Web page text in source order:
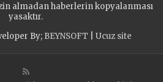
almadan haberlerin kopyalanması
yasaktır.
By; BEYNSOFT Ucuz site